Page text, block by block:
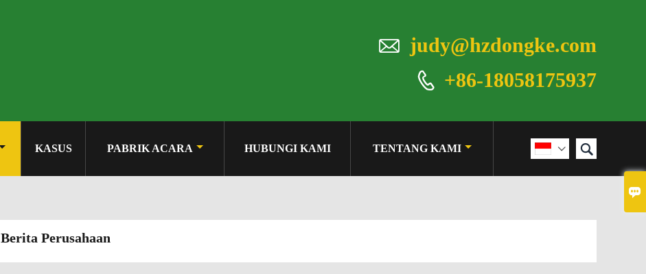

 judy@hzdongke.com
 +86-18058175937
 
KASUS PABRIK ACARA HUBUNGI KAMI TENTANG KAMI
Berita Perusahaan